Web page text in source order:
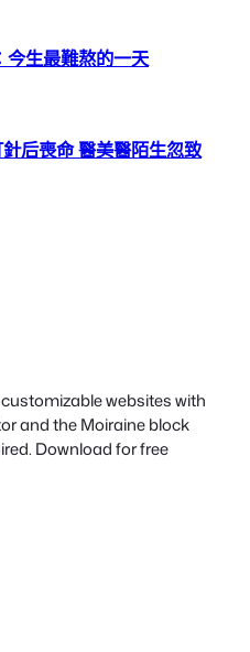
今生最難熬的一天
后喪命 醫美醫陌生忽致
websites with
and the Moiraine block
Download for free